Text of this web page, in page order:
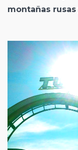
montañas